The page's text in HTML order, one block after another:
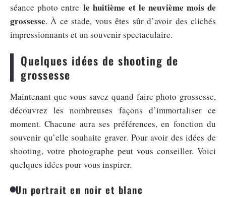
séance photo entrele huitième et le neuvième mois de
grossesse. À ce stade, vous êtes sûr d’avoir des clichés
impressionnants et un souvenir spectaculaire.
Quelques idées de shooting de
grossesse
Maintenant que vous savez quand faire photo grossesse,
découvrez les nombreuses façons d’immortaliser ce
moment. Chacune aura ses préférences, en fonction du
souvenir qu’elle souhaite graver. Pour avoir des idées de
shooting, votre photographe peut vous conseiller. Voici
quelques idées pour vous inspirer.
Un portrait en noir et blanc